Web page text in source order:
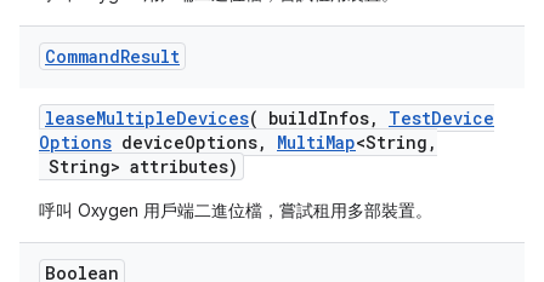
CommandResult
leaseMultipleDevices( buildInfos, TestDevice
Options deviceOptions, MultiMap<String ,
String> attributes)
呼叫 Oxygen 用戶端二進位檔，嘗試租用多部裝置。
Boolean